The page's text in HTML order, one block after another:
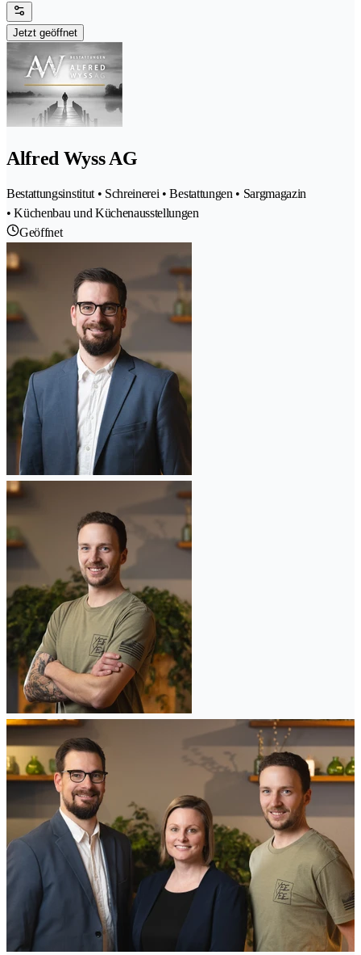
Jetzt geöffnet
Alfred Wyss AG
Bestattungsinstitut • Schreinerei • Bestattungen • Sargmagazin
• Küchenbau und Küchenausstellungen
Geöffnet